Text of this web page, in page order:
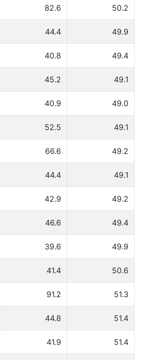
82.6 50.2
44.4 49.9
40.8 49.4
45.2 49.1
40.9 49.0
52.5 49.1
66.6 49.2
44.4 49.1
42.9 49.2
46.6 49.4
39.6 49.9
41.4 50.6
91.2 51.3
44.8 51.4
41.9 51.4